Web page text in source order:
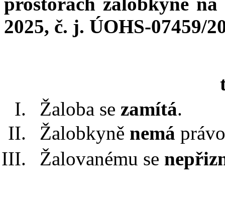
2025, č. j. ÚOHS-07459/
Žaloba se zamítá.
Žalobkyně nemá
Žalovanému se